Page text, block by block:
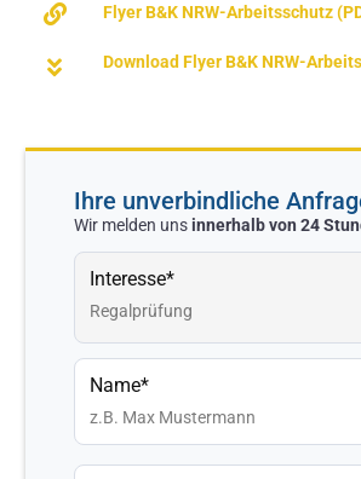
Flyer B&K NRW-Arbeitsschutz
Download Flyer B&K NRW-
Ihre unverbindliche
Wir melden unsinnerhalb von 24
Interesse*
Name*